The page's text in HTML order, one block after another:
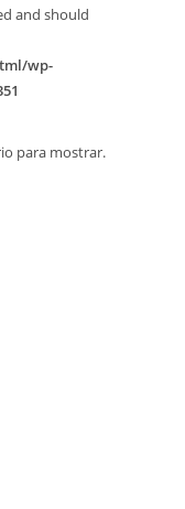
and should
wp-
para mostrar.